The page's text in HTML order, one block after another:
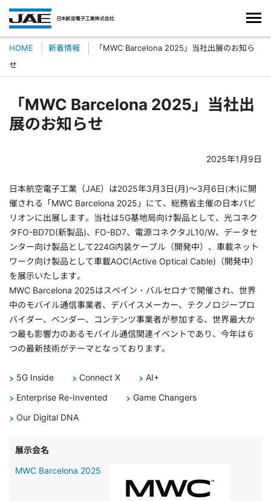
HOME 新着情報
「MWC Barcelona 2025」当社出展のお知ら
せ
「MWC Barcelona 2025」当社出
展のお知らせ
2025年1月9日
日本航空電子工業（JAE）は2025年3月3日(月)～3月6日(木)に開
催される「MWC Barcelona 2025」にて、総務省主催の日本パビ
リオンに出展します。当社は5G基地局向け製品として、光コネク
タFO-BD7D(新製品)、FO-BD7、電源コネクタJL10/W、データセ
ンター向け製品として224G内装ケーブル（開発中）、車載ネット
ワーク向け製品として車載AOC(Active Optical Cable)（開発中）
を展示いたします。
MWC Barcelona 2025はスペイン・バルセロナで開催され、世界
中のモバイル通信事業者、デバイスメーカー、テクノロジープロ
バイダー、ベンダー、コンテンツ事業者が参加する、世界最大か
つ最も影響力のあるモバイル通信関連イベントであり、今年は６
つの最新技術がテーマとなっております。
5G Inside Connect X
AI+
Enterprise Re-Invented
Game Changers
Our Digital DNA
展示会名
MWC Barcelona 2025